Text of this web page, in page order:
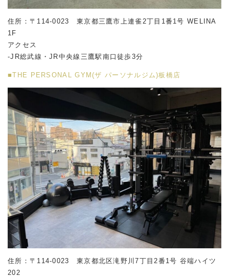
住所：〒114-0023 東京都三鷹市上連雀2丁目1番1号 WELINA
1F
アクセス
-JR総武線・JR中央線三鷹駅南口徒歩3分
■THE PERSONAL GYM(ザ パーソナルジム)板橋店
住所：〒114-0023 東京都北区滝野川7丁目2番1号 谷端ハイツ
202